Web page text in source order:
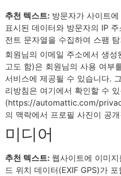
추천 텍스트: 방문자가 사이트
표시된 데이터와 방문자의 IP
전트 문자열을 수집하여 스팸
회원님의 이메일 주소에서 생
고도 함)은 회원님의 사용 여부
서비스에 제공될 수 있습니다.
리방침은 여기에서 확인할 수
(https://automattic.com/
의 맥락에서 프로필 사진이 공
미디어
추천 텍스트: 웹사이트에 이미
드 위치 데이터(EXIF GPS)가